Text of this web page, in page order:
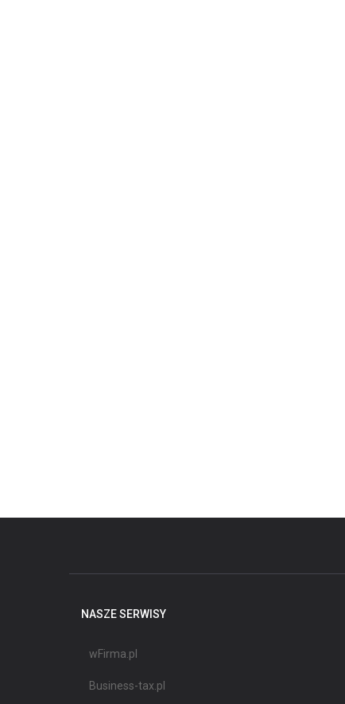
NASZE SERWISY
wFirma.pl
Business-tax.pl